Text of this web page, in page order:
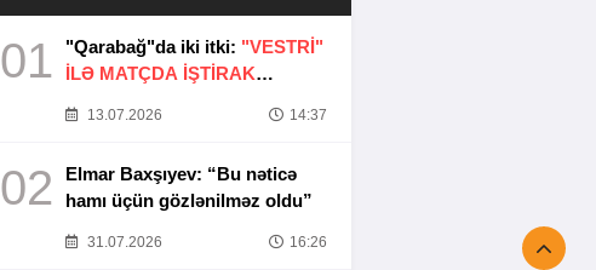
01 "Qarabağ"da iki itki: "VESTRİ"
İLƏ MATÇDA İŞTİRAK
13.07.2026 14:37
02
Elmar Baxşıyev: “Bu nəticə
hamı üçün gözlənilməz oldu”
31.07.2026 16:26